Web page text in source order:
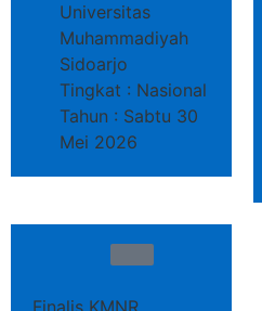
Universitas
Muhammadiyah
Sidoarjo
Tingkat : Nasional
Tahun : Sabtu 30
Mei 2026